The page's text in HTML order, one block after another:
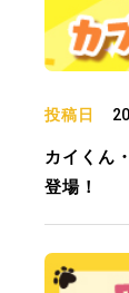
投稿日
カイくん
登場！